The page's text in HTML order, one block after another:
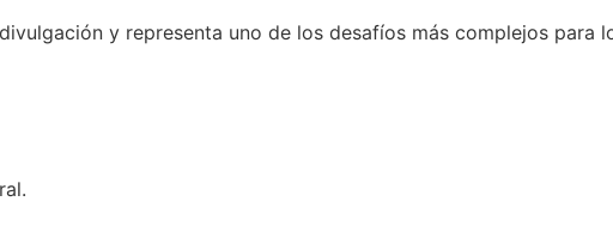
y representa uno de los desafíos más complejos para